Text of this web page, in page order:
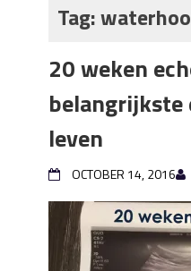
Tag:
20 weken
belangrijkste
leven
OCTOBER 14, 2016